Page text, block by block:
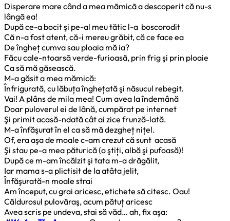
Disperare mare când a mea mãmicã a descoperit că nu-s
lângã ea!
După ce-a bocit şi pe-al meu tătic l-a boscorodit
Că n-a fost atent, că-i mereu grăbit, că ce face ea
De îngheț cumva sau ploaia mă ia?
Făcu cale-ntoarsã verde-furioasă, prin frig şi prin ploaie
Ca să mă găsească.
M-a găsit a mea mămică:
Înfrigurată, cu lăbuța înghețată şi năsucul rebegit.
Vai! A plâns de mila mea! Cum avea la îndemână
Doar puloverul ei de lână, cumpărat pe internet
Şi primit acasă-ndată cât ai zice frunză-lată.
M-a înfăşurat în el ca să mă dezgheț nițel.
Of, era aşa de moale c-am crezut că sunt acasă
Şi stau pe-a mea păturică (o ştiți, albă şi pufoasă)!
După ce m-am încălzit şi tata m-a drăgălit,
Iar mama s-a plictisit de la atâta jelit,
Înfăşurată-n moale strai
Am început, cu grai aricesc, etichete să citesc. Oau!
Căldurosul pulovăraş, acum pătuț aricesc
Avea scris pe undeva, stai să văd… ah, fix aşa: